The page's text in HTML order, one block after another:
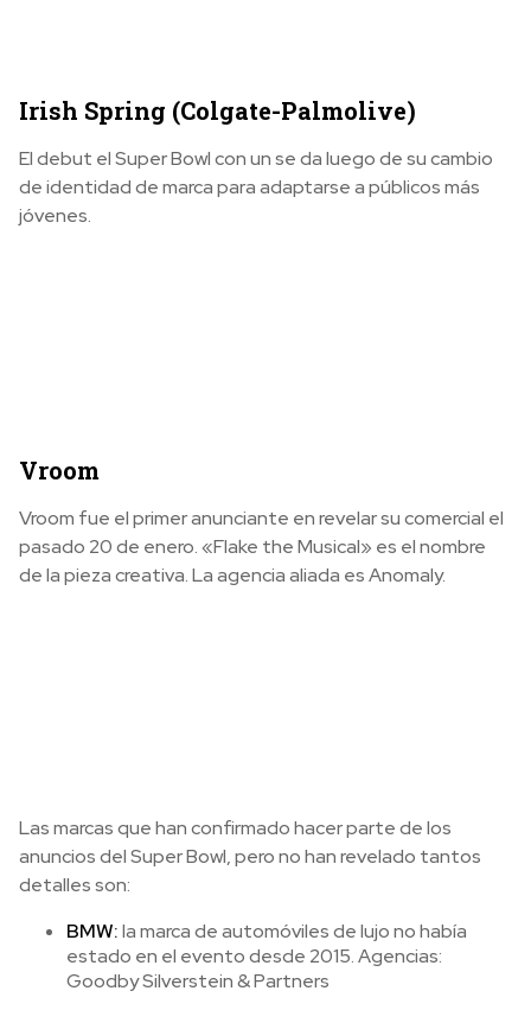
Irish Spring (Colgate-Palmolive)
El debut el Super Bowl con un se da luego de su cambio
de identidad de marca para adaptarse a públicos más
jóvenes.
Vroom
Vroom fue el primer anunciante en revelar su comercial el
pasado 20 de enero. «Flake the Musical» es el nombre
de la pieza creativa. La agencia aliada es Anomaly.
Las marcas que han confirmado hacer parte de los
anuncios del Super Bowl, pero no han revelado tantos
detalles son:
BMW:la marca de automóviles de lujo no había
estado en el evento desde 2015. Agencias:
Goodby Silverstein & Partners